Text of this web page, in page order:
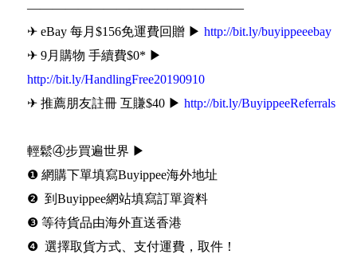
—————————————————
✈ eBay 每月$156免運費回贈 ▶ http://bit.ly/buyippeeebay
✈ 9月購物 手續費$0* ▶
http://bit.ly/HandlingFree20190910
✈ 推薦朋友註冊 互賺$40 ▶ http://bit.ly/BuyippeeReferrals
輕鬆④步買遍世界 ▶
❶ 網購下單填寫Buyippee海外地址
❷ 到Buyippee網站填寫訂單資料
❸ 等待貨品由海外直送香港
❹ 選擇取貨方式、支付運費，取件！